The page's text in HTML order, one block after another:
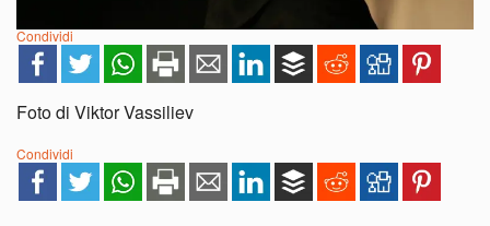
Condividi
Foto di Viktor Vassiliev
Condividi